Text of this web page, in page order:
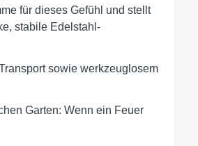
für dieses Gefühl und stellt
stabile Edelstahl-
sowie werkzeuglosem
Garten: Wenn ein Feuer